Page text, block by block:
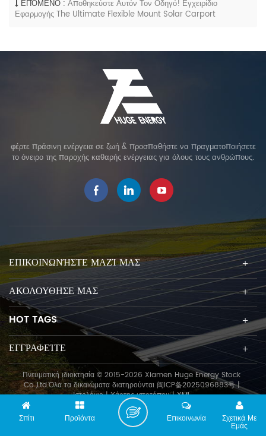
ΕΠΌΜΕΝΟ : Αποθηκεύστε Αυτόν Τον Οδηγό! Εγχειρίδιο
Εφαρμογής The Ultimate Flexible Mount Solar Carport
φέρτε πράσινη ενέργεια σε ζωή & προσπαθήστε να πραγματοποιήσετε
το όνειρο της παροχής καθαρής ενέργειας για όλους τους ανθρώπους.
ΕΠΙΚΟΙΝΩΝΉΣΤΕ ΜΑΖΊ ΜΑΣ
ΑΚΟΛΟΥΘΗΣΕ ΜΑΣ
HOT TAGS
ΕΓΓΡΑΦΕΊΤΕ
Πνευματική ιδιοκτησία © 2015-2026 Xiamen Huge Energy Stock
Co.,Ltd.Όλα τα δικαιώματα διατηρούνται 闽ICP备2025096883号|
Ιστολόγιο|Χάρτης ιστοτόπου|XML
Σπίτι Προϊόντα Σχετικά Με
Εμάς
Επικοινωνία